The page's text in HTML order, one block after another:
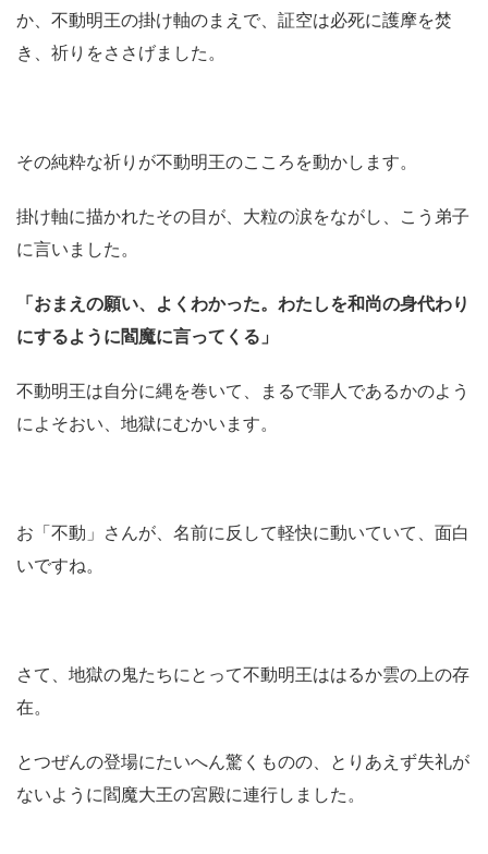
か、不動明王の掛け軸のまえで、証空は必死に護摩を焚
き、祈りをささげました。
その純粋な祈りが不動明王のこころを動かします。
掛け軸に描かれたその目が、大粒の涙をながし、こう弟子
に言いました。
「おまえの願い、よくわかった。わたしを和尚の身代わり
にするように閻魔に言ってくる」
不動明王は自分に縄を巻いて、まるで罪人であるかのよう
によそおい、地獄にむかいます。
お「不動」さんが、名前に反して軽快に動いていて、面白
いですね。
さて、地獄の鬼たちにとって不動明王ははるか雲の上の存
在。
とつぜんの登場にたいへん驚くものの、とりあえず失礼が
ないように閻魔大王の宮殿に連行しました。